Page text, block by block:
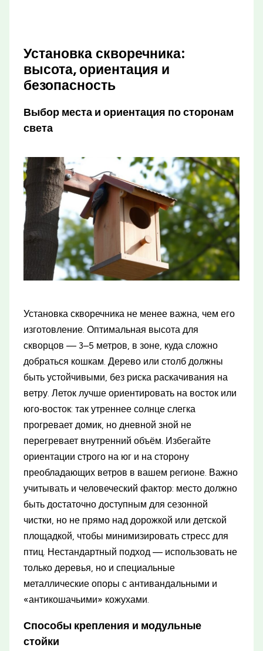
Установка скворечника:
высота, ориентация и
безопасность
Выбор места и ориентация по сторонам
света
Установка скворечника не менее важна, чем его
изготовление. Оптимальная высота для
скворцов — 3–5 метров, в зоне, куда сложно
добраться кошкам. Дерево или столб должны
быть устойчивыми, без риска раскачивания на
ветру. Леток лучше ориентировать на восток или
юго‑восток: так утреннее солнце слегка
прогревает домик, но дневной зной не
перегревает внутренний объём. Избегайте
ориентации строго на юг и на сторону
преобладающих ветров в вашем регионе. Важно
учитывать и человеческий фактор: место должно
быть достаточно доступным для сезонной
чистки, но не прямо над дорожкой или детской
площадкой, чтобы минимизировать стресс для
птиц. Нестандартный подход — использовать не
только деревья, но и специальные
металлические опоры с антивандальными и
«антикошачьими» кожухами.
Способы крепления и модульные
стойки